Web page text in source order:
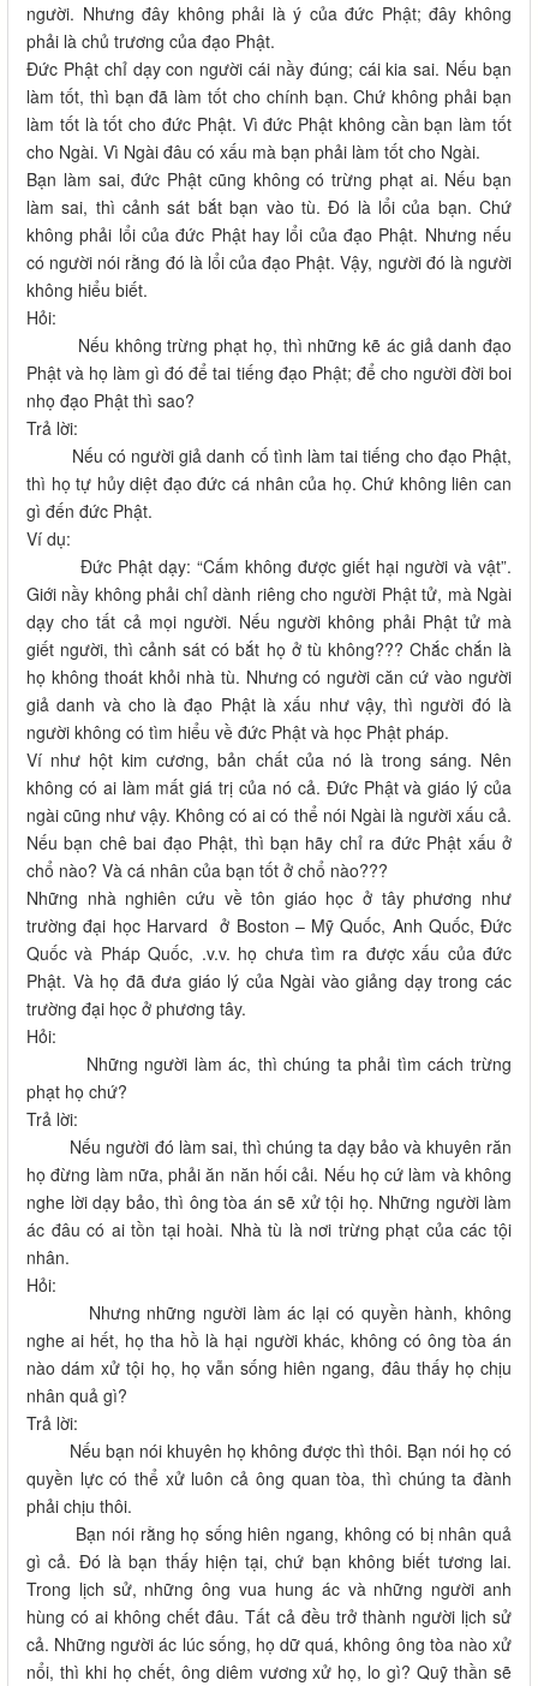
người. Nhưng đây không phải là ý của đức Phật; đây không
phải là chủ trương của đạo Phật.
Đức Phật chỉ dạy con người cái nầy đúng; cái kia sai. Nếu bạn
làm tốt, thì bạn đã làm tốt cho chính bạn. Chứ không phải bạn
làm tốt là tốt cho đức Phật. Vì đức Phật không cần bạn làm tốt
cho Ngài. Vì Ngài đâu có xấu mà bạn phải làm tốt cho Ngài.
Bạn làm sai, đức Phật cũng không có trừng phạt ai. Nếu bạn
làm sai, thì cảnh sát bắt bạn vào tù. Đó là lổi của bạn. Chứ
không phải lổi của đức Phật hay lổi của đạo Phật. Nhưng nếu
có người nói rằng đó là lổi của đạo Phật. Vậy, người đó là người
không hiểu biết.
Hỏi:
Nếu không trừng phạt họ, thì những kẽ ác giả danh đạo
Phật và họ làm gì đó để tai tiếng đạo Phật; để cho người đời boi
nhọ đạo Phật thì sao?
Trả lời:
Nếu có người giả danh cố tình làm tai tiếng cho đạo Phật,
thì họ tự hủy diệt đạo đức cá nhân của họ. Chứ không liên can
gì đến đức Phật.
Ví dụ:
Đức Phật dạy: “Cấm không được giết hại người và vật”.
Giới nầy không phải chỉ dành riêng cho người Phật tử, mà Ngài
dạy cho tất cả mọi người. Nếu người không phải Phật tử mà
giết người, thì cảnh sát có bắt họ ở tù không??? Chắc chắn là
họ không thoát khỏi nhà tù. Nhưng có người căn cứ vào người
giả danh và cho là đạo Phật là xấu như vậy, thì người đó là
người không có tìm hiểu về đức Phật và học Phật pháp.
Ví như hột kim cương, bản chất của nó là trong sáng. Nên
không có ai làm mất giá trị của nó cả. Đức Phật và giáo lý của
ngài cũng như vậy. Không có ai có thể nói Ngài là người xấu cả.
Nếu bạn chê bai đạo Phật, thì bạn hãy chỉ ra đức Phật xấu ở
chổ nào? Và cá nhân của bạn tốt ở chổ nào???
Những nhà nghiên cứu về tôn giáo học ở tây phương như
trường đại học Harvard ở Boston – Mỹ Quốc, Anh Quốc, Đức
Quốc và Pháp Quốc, .v.v. họ chưa tìm ra được xấu của đức
Phật. Và họ đã đưa giáo lý của Ngài vào giảng dạy trong các
trường đại học ở phương tây.
Hỏi:
Những người làm ác, thì chúng ta phải tìm cách trừng
phạt họ chứ?
Trả lời:
Nếu người đó làm sai, thì chúng ta dạy bảo và khuyên răn
họ đừng làm nữa, phải ăn năn hối cải. Nếu họ cứ làm và không
nghe lời dạy bảo, thì ông tòa án sẽ xử tội họ. Những người làm
ác đâu có ai tồn tại hoài. Nhà tù là nơi trừng phạt của các tội
nhân.
Hỏi:
Nhưng những người làm ác lại có quyền hành, không
nghe ai hết, họ tha hồ là hại người khác, không có ông tòa án
nào dám xử tội họ, họ vẫn sống hiên ngang, đâu thấy họ chịu
nhân quả gì?
Trả lời:
Nếu bạn nói khuyên họ không được thì thôi. Bạn nói họ có
quyền lực có thể xử luôn cả ông quan tòa, thì chúng ta đành
phải chịu thôi.
Bạn nói rằng họ sống hiên ngang, không có bị nhân quả
gì cả. Đó là bạn thấy hiện tại, chứ bạn không biết tương lai.
Trong lịch sử, những ông vua hung ác và những người anh
hùng có ai không chết đâu. Tất cả đều trở thành người lịch sử
cả. Những người ác lúc sống, họ dữ quá, không ông tòa nào xử
nổi, thì khi họ chết, ông diêm vương xử họ, lo gì? Quỹ thần sẽ